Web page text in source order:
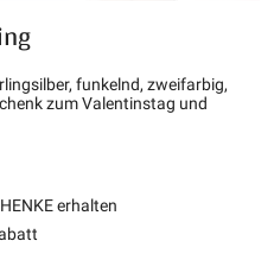
funkelnd, zweifarbig,
zum Valentinstag und
erhalten